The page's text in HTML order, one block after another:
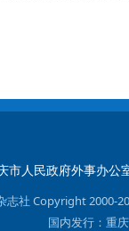
市人民政府外事办公
志社 Copyright 2000-
国内发行：重